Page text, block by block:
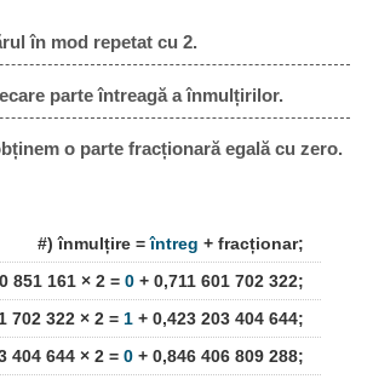
în mod repetat cu 2.
parte întreagă a înmulțirilor.
o parte fracționară egală cu zero.
#) înmulțire =întreg + fracționar;
851 161 × 2 = 0 + 0,711 601 702 322;
702 322 × 2 = 1 + 0,423 203 404 644;
404 644 × 2 = 0 + 0,846 406 809 288;